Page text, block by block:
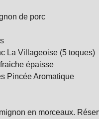
de porc
La Villageoise (5 toques)
épaisse
Pincée Aromatique
en morceaux.